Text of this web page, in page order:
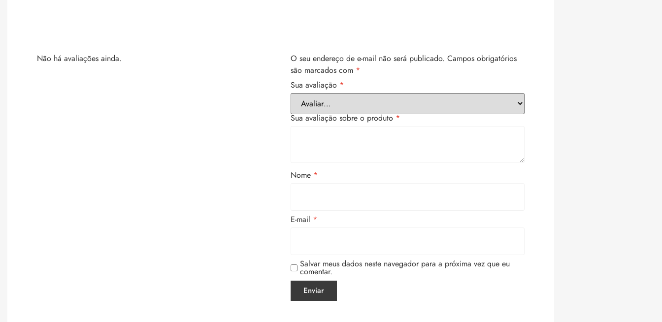
Não há avaliações ainda. O seu endereço de e-mail não será publicado. Campos obrigatórios
são marcados com *
Sua avaliação *
Sua avaliação sobre o produto*
Nome *
E-mail *
Salvar meus dados neste navegador para a próxima vez que eu
comentar.